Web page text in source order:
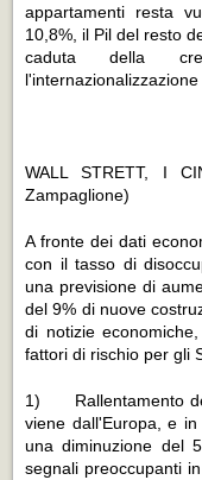
appartamenti resta
10,8%, il Pil del resto
caduta della
WALL STRETT, I
Zampaglione)
A fronte dei dati
con il tasso di
una previsione di
del 9% di nuove
di notizie
fattori di rischio per gli
1) Rallentamento
viene dall'Europa, e
una diminuzione del
segnali preoccupanti